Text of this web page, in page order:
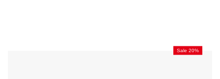
Sale 20%